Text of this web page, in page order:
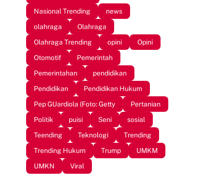
Nasional Trending
news
olahraga
Olahraga
Olahraga Trending
opini
Opini
Otomotif
Pemerintah
Pemerintahan
pendidikan
Pendidikan
Pendidikan Hukum
Pep GUardiola (Foto: Getty
Pertanian
Politik
puisi Seni
sosial
Teending
Teknologi
Trending
Trending Hukum
Trump
UMKM
UMKN
Viral